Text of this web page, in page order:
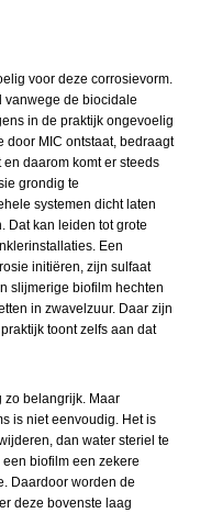
voor deze corrosievorm.
vanwege de biocidale
in de praktijk ongevoelig
door MIC ontstaat, bedraagt
daarom komt er steeds
grondig te
systemen dicht laten
Dat kan leiden tot grote
Een
initiëren, zijn sulfaat
slijmerige biofilm hechten
in zwavelzuur. Daar zijn
toont zelfs aan dat
zo belangrijk. Maar
is niet eenvoudig. Het is
dan water steriel te
biofilm een zekere
Daardoor worden de
deze bovenste laag